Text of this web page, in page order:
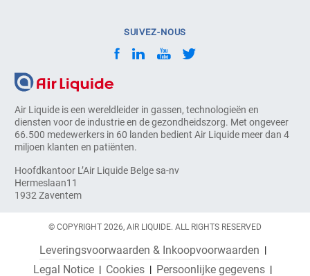
Air Liquide is een wereldleider in gassen, technologieën en
diensten voor de industrie en de gezondheidszorg. Met ongeveer
66.500 medewerkers in 60 landen bedient Air Liquide meer dan 4
miljoen klanten en patiënten.
Hoofdkantoor L’Air Liquide Belge sa-nv
Hermeslaan11
1932 Zaventem
SUIVEZ-NOUS
© COPYRIGHT 2026, AIR LIQUIDE. ALL RIGHTS RESERVED
Leveringsvoorwaarden & Inkoopvoorwaarden
Legal Notice
Cookies Persoonlijke gegevens